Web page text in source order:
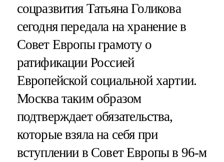
соцразвития Татьяна Голикова
сегодня передала на хранение в
Совет Европы грамоту о
ратификации Россией
Европейской социальной хартии.
Москва таким образом
подтверждает обязательства,
которые взяла на себя при
вступлении в Совет Европы в 96-м